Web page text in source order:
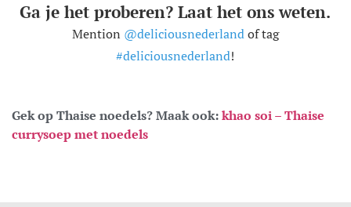
Ga je het proberen? Laat het ons weten.
Mention @deliciousnederlandof tag
#deliciousnederland!
Gek op Thaise noedels? Maak ook:khao soi – Thaise
currysoep met noedels